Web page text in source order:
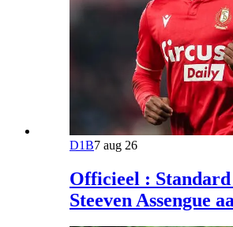
D1B7 aug 26
Officieel :
Steeven Assengue